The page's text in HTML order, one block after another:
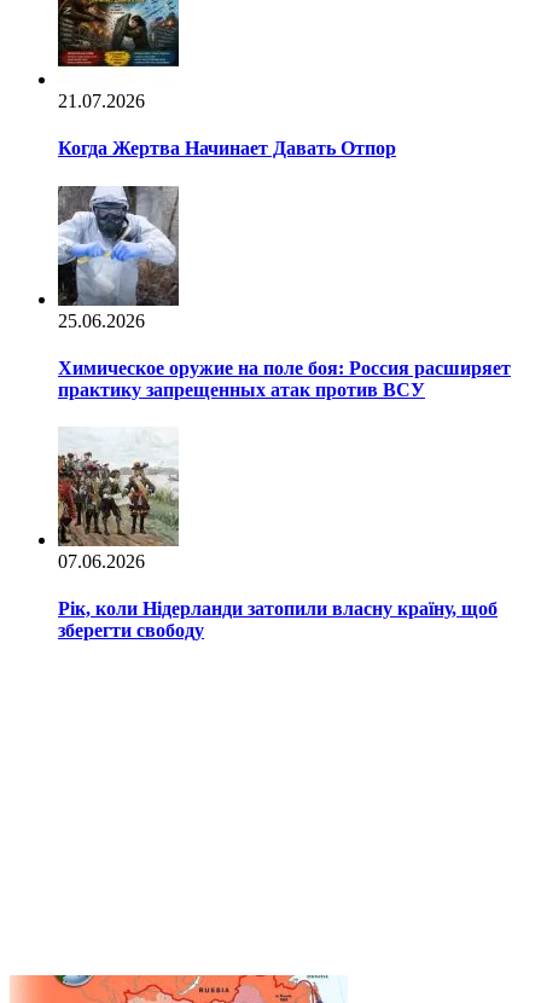
21.07.2026
Когда Жертва Начинает Давать Отпор
25.06.2026
Химическое оружие на поле боя: Россия расширяет
практику запрещенных атак против ВСУ
07.06.2026
Рік, коли Нідерланди затопили власну країну, щоб
зберегти свободу